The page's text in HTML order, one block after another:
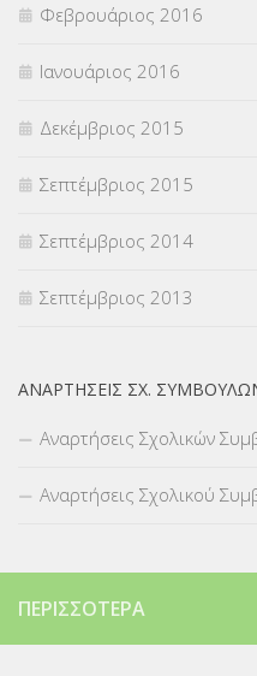
Φεβρουάριος 2016
Ιανουάριος 2016
Δεκέμβριος 2015
Σεπτέμβριος 2015
Σεπτέμβριος 2014
Σεπτέμβριος 2013
ΑΝΑΡΤΉΣΕΙΣ ΣΧ.
Αναρτήσεις Σχολικών
Αναρτήσεις Σχολικού
ΠΕΡΙΣΣΌΤΕΡΑ